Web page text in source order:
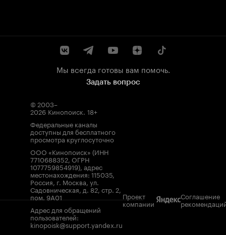
Мы всегда готовы вам помочь.
Задать вопрос
© 2003–
2026 Кинопоиск. 18+
Федеральные каналы
доступны для бесплатного
просмотра круглосуточно
ООО «Кинопоиск» (ИНН
7710688352, ОГРН
1077759854919), адрес
местонахождения: 115035,
Россия, г. Москва, ул.
Садовническая, д. 82, стр. 2,
пом. 9А01
Адрес для обращений
пользователей:
kinopoisk@support.yandex.ru
Проект
компании
Соглашение